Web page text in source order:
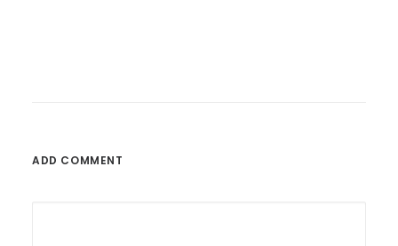
ADD COMMENT